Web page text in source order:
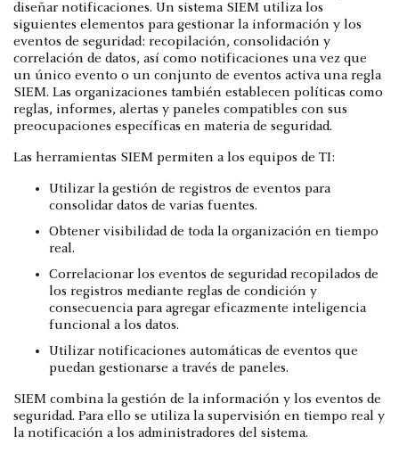
diseñar notificaciones. Un sistema SIEM utiliza los
siguientes elementos para gestionar la información y los
eventos de seguridad: recopilación, consolidación y
correlación de datos, así como notificaciones una vez que
un único evento o un conjunto de eventos activa una regla
SIEM. Las organizaciones también establecen políticas como
reglas, informes, alertas y paneles compatibles con sus
preocupaciones específicas en materia de seguridad.
Las herramientas SIEM permiten a los equipos de TI:
Utilizar la gestión de registros de eventos para
consolidar datos de varias fuentes.
Obtener visibilidad de toda la organización en tiempo
real.
Correlacionar los eventos de seguridad recopilados de
los registros mediante reglas de condición y
consecuencia para agregar eficazmente inteligencia
funcional a los datos.
Utilizar notificaciones automáticas de eventos que
puedan gestionarse a través de paneles.
SIEM combina la gestión de la información y los eventos de
seguridad. Para ello se utiliza la supervisión en tiempo real y
la notificación a los administradores del sistema.